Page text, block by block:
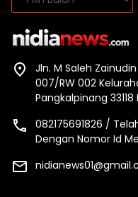
Jln. M Saleh
007/RW 002
Pangkalpinang
082175691826 /
Dengan Nomor Id